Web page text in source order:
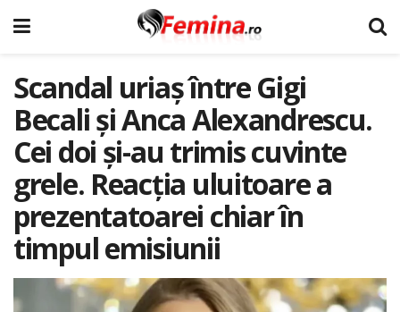
Scandal uriaș între Gigi
Becali și Anca Alexandrescu.
Cei doi și-au trimis cuvinte
grele. Reacția uluitoare a
prezentatoarei chiar în
timpul emisiunii